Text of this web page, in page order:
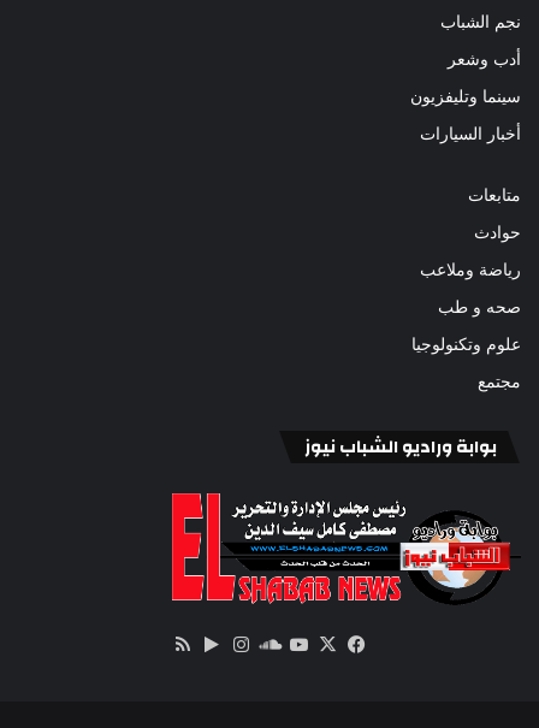
نجم الشباب
أدب وشعر
سينما وتليفزيون
أخبار السيارات
متابعات
حوادث
رياضة وملاعب
صحه و طب
علوم وتكنولوجيا
مجتمع
بوابة وراديو الشباب نيوز
فيسبوك
‫X
‫YouTube
ساوندانستقرام‏Google